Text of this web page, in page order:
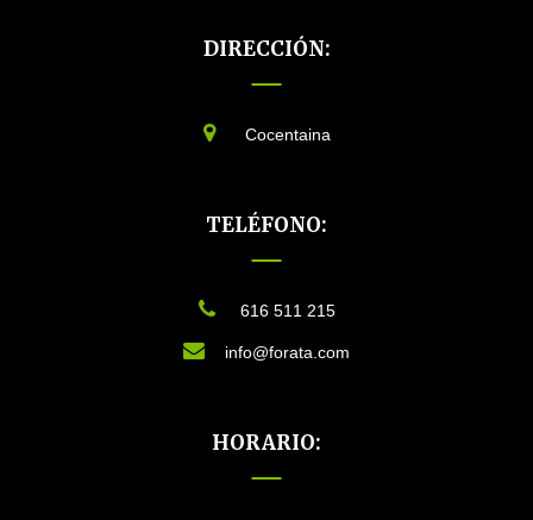
DIRECCIÓN:
Cocentaina
TELÉFONO:
616 511 215
info@forata.com
HORARIO: